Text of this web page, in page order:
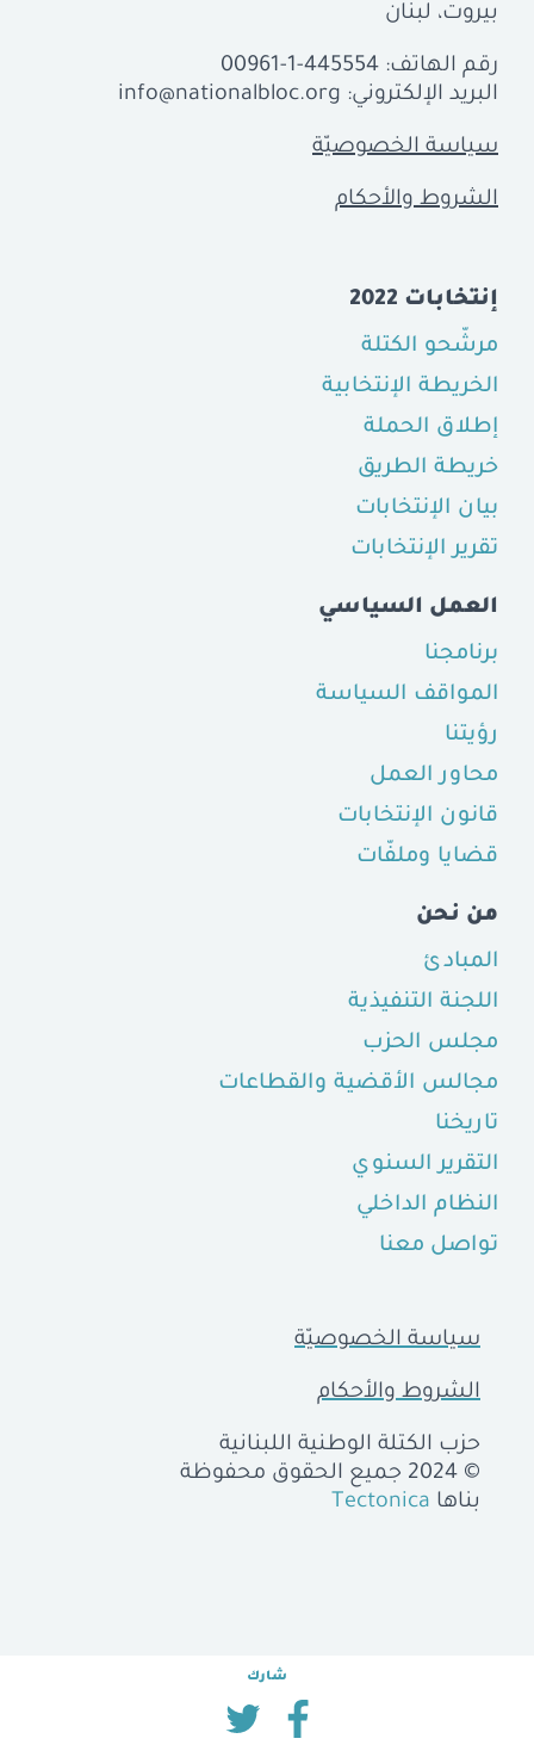
شارك
بيروت، لبنان
رقم الهاتف: 00961-1-445554
البريد الإلكتروني: info@nationalbloc.org
سياسة الخصوصيّة
الشروط والأحكام
إنتخابات 2022
مرشّحو الكتلة
الخريطة الإنتخابية
إطلاق الحملة
خريطة الطريق
بيان الإنتخابات
تقرير الإنتخابات
العمل السياسي
برنامجنا
المواقف السياسة
رؤيتنا
محاور العمل
قانون الإنتخابات
قضايا وملفّات
من نحن
المبادئ
اللجنة التنفيذية
مجلس الحزب
مجالس الأقضية والقطاعات
تاريخنا
التقرير السنوي
النظام الداخلي
تواصل معنا
سياسة الخصوصيّة
الشروط والأحكام
حزب الكتلة الوطنية اللبنانية
© 2024 جميع الحقوق محفوظة
بناها Tectonica